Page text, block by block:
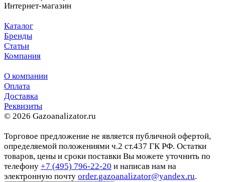
Интернет-магазин
Каталог
Бренды
Статьи
Компания
О компании
Оплата
Доставка
Реквизиты
© 2026 Gazoanalizator.ru
Торговое предложение не является публичной офертой,
определяемой положениями ч.2 ст.437 ГК РФ. Остатки
товаров, цены и сроки поставки Вы можете уточнить по
телефону +7 (495) 796-22-20 и написав нам на
электронную почту order.gazoanalizator@yandex.ru.